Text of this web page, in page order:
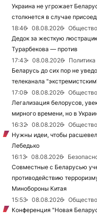
Украина не угрожает
столкнется в случае
18:46
08.08.2026
Дедок за жесткую
Турарбекова — против
17:43
08.08.2026
Политика
Беларусь до сих пор не
телеканала
17:08
08.08.2026
Легализация белорусов,
мирного времени, но в
16:32
08.08.2026
Нужны идеи, чтобы
Лебедько
16:13
08.08.2026
Совместные с Беларусью
противодействию
Минобороны Китая
15:53
08.08.2026
Конференция "Новая